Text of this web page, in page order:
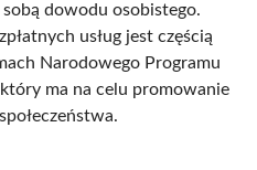
dowodu osobistego.
usług jest częścią
Narodowego Programu
ma na celu promowanie